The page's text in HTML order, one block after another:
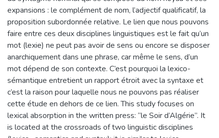
expansions : le complément de nom, l’adjectif qualificatif, la
proposition subordonnée relative. Le lien que nous pouvons
faire entre ces deux disciplines linguistiques est le fait qu’un
mot (lexie) ne peut pas avoir de sens ou encore se disposer
anarchiquement dans une phrase, car même le sens, d’un
mot dépend de son contexte. C’est pourquoi la lexico-
sémantique entretient un rapport étroit avec la syntaxe et
c’est la raison pour laquelle nous ne pouvons pas réaliser
cette étude en dehors de ce lien. This study focuses on
lexical absorption in the written press: “le Soir d’Algérie”. It
is located at the crossroads of two linguistic disciplines